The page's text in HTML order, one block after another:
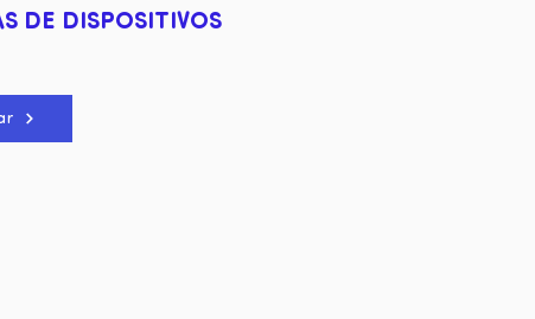
DE DISPOSITIVOS